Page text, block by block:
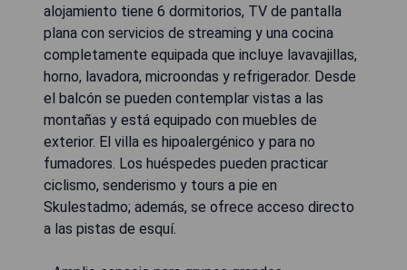
alojamiento tiene 6 dormitorios, TV de pantalla
plana con servicios de streaming y una cocina
completamente equipada que incluye lavavajillas,
horno, lavadora, microondas y refrigerador. Desde
el balcón se pueden contemplar vistas a las
montañas y está equipado con muebles de
exterior. El villa es hipoalergénico y para no
fumadores. Los huéspedes pueden practicar
ciclismo, senderismo y tours a pie en
Skulestadmo; además, se ofrece acceso directo
a las pistas de esquí.